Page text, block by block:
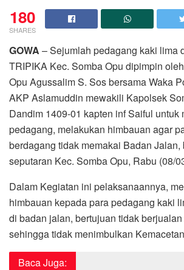
180
SHARES
GOWA – Sejumlah pedagang kaki lima
TRIPIKA Kec. Somba Opu dipimpin
Opu Agussalim S. Sos bersama Waka
AKP Aslamuddin mewakili Kapolsek
Dandim 1409-01 kapten inf Saiful untuk
pedagang, melakukan himbauan agar
berdagang tidak memakai Badan Jalan,
seputaran Kec. Somba Opu, Rabu (08/
Dalam Kegiatan ini pelaksanaannya,
himbauan kepada para pedagang kaki
di badan jalan, bertujuan tidak
sehingga tidak menimbulkan
Baca Juga: